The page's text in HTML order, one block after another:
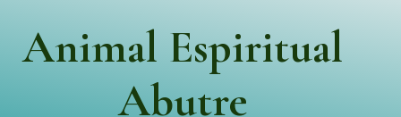
Animal Espiritual
Abutre